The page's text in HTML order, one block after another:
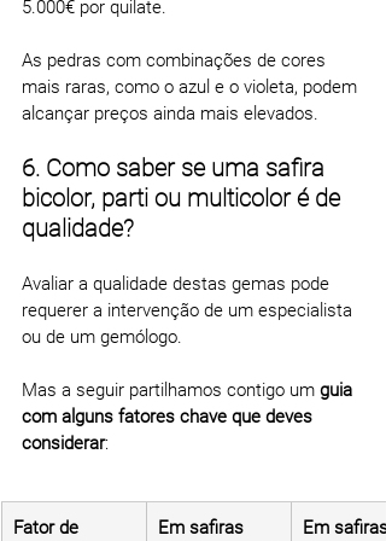
5.000€ por quilate.
As pedras com combinações de cores
mais raras, como o azul e o violeta, podem
alcançar preços ainda mais elevados.
6. Como saber se uma safira
bicolor, parti ou multicolor é de
qualidade?
Avaliar a qualidade destas gemas pode
requerer a intervenção de um especialista
ou de um gemólogo.
Mas a seguir partilhamos contigo um guia
com alguns fatores chave que deves
considerar:
Fator de
Em safiras
Em safiras